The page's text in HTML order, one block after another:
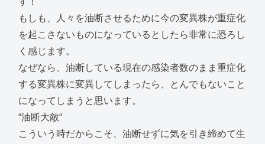
もしも、人々を油断させるために今の変異株が重症化
を起こさないものになっているとしたら非常に恐ろし
く感じます。
なぜなら、油断している現在の感染者数のまま重症化
する変異株に変異してしまったら、とんでもないこと
になってしまうと思います。
“油断大敵“
こういう時だからこそ、油断せずに気を引き締めて生